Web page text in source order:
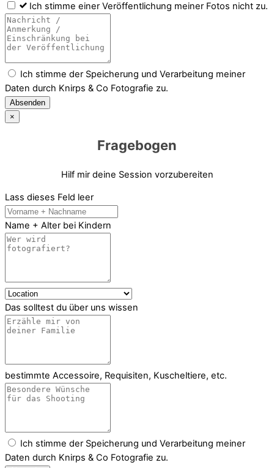
Ich stimme einer Veröffentlichung meiner Fotos nicht zu.
Ich stimme der Speicherung und Verarbeitung meiner
Daten durch Knirps & Co Fotografie zu.
Absenden
×
Fragebogen
Hilf mir deine Session vorzubereiten
Lass dieses Feld leer
Name + Alter bei Kindern
Das solltest du über uns wissen
bestimmte Accessoire, Requisiten, Kuscheltiere, etc.
Ich stimme der Speicherung und Verarbeitung meiner
Daten durch Knirps & Co Fotografie zu.